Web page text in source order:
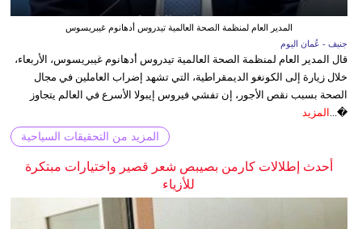
المدير العام لمنظمة الصحة العالمية تيدروس أدهانوم غيبريسوس
جنيف - عُمان اليوم
قال المدير العام لمنظمة الصحة العالمية تيدروس أدهانوم غيبريسوس، الأربعاء،
خلال زيارة إلى الكونغو الديمقراطية، التي تشهد إضراب العاملين في مجال
الصحة بسبب نقص الأجور، إن تفشي فيروس إيبولا الأسرع في العالم يتجاوز
�...
المزيد
المزيد من التحقيقات السياحية
أحدث إطلالات كارمن بصيبص شعر قصير واختيارات مبتكرة
للأزياء